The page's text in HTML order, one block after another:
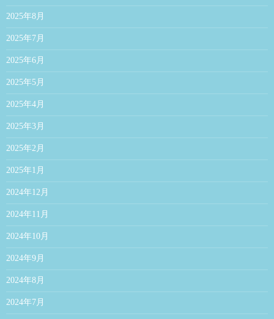
2025年8月
2025年7月
2025年6月
2025年5月
2025年4月
2025年3月
2025年2月
2025年1月
2024年12月
2024年11月
2024年10月
2024年9月
2024年8月
2024年7月